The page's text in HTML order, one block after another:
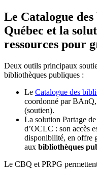
Le Catalogue
Québec et la
ressources pour
Deux outils principaux
bibliothèques publiques :
Le Catalogue des
coordonné par
(soutien).
La solution Partage
d’OCLC : son accès
disponibilité, en offre
aux bibliothèques
Le CBQ et PRPG